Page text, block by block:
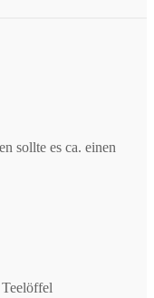
sollte es ca. einen